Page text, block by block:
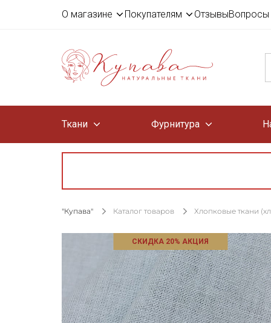
О магазине Покупателям ОтзывыВопросы
Ткани Фурнитура
"Купава" Каталог товаров Хлопковые ткани
СКИДКА 20% АКЦИЯ